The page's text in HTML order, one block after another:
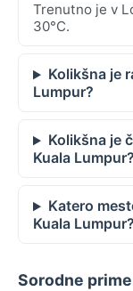
Trenutno je v
30°C.
Kolikšna je
Lumpur?
Kolikšna je
Kuala Lumpur?
Katero
Kuala Lumpur?
Sorodne